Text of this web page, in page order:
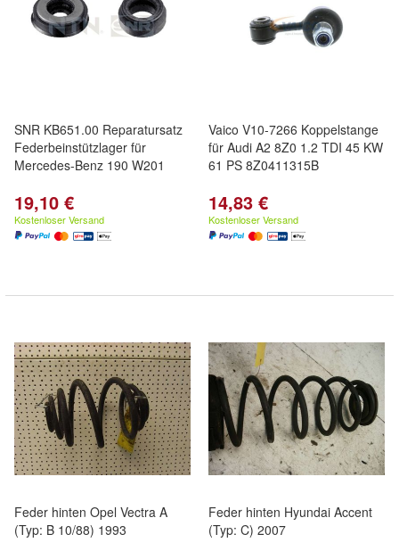
SNR KB651.00 Reparatursatz
Federbeinstützlager für
Mercedes-Benz 190 W201
19,10 €
Kostenloser Versand
Vaico V10-7266 Koppelstange
für Audi A2 8Z0 1.2 TDI 45 KW
61 PS 8Z0411315B
14,83 €
Kostenloser Versand
Feder hinten Opel Vectra A
(Typ: B 10/88) 1993
Feder hinten Hyundai Accent
(Typ: C) 2007